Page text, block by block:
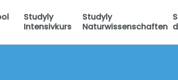
Studyly
Intensivkurs
Studyly
Naturwissenschaften